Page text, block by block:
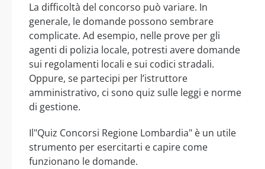
La difficoltà del concorso può variare. In
generale, le domande possono sembrare
complicate. Ad esempio, nelle prove per gli
agenti di polizia locale, potresti avere domande
sui regolamenti locali e sui codici stradali.
Oppure, se partecipi per l’istruttore
amministrativo, ci sono quiz sulle leggi e norme
di gestione.
Il"Quiz Concorsi Regione Lombardia" è un utile
strumento per esercitarti e capire come
funzionano le domande.